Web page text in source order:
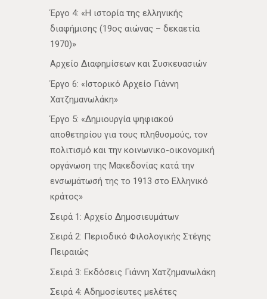
Έργο 4: «Η ιστορία της ελληνικής
διαφήμισης (19ος αιώνας – δεκαετία
1970)»
Αρχείο Διαφημίσεων και Συσκευασιών
Έργο 6: «Ιστορικό Αρχείο Γιάννη
Χατζημανωλάκη»
Έργο 5: «Δημιουργία ψηφιακού
αποθετηρίου για τους πληθυσμούς, τον
πολιτισμό και την κοινωνικο-οικονομική
οργάνωση της Μακεδονίας κατά την
ενσωμάτωσή της το 1913 στο Ελληνικό
κράτος»
Σειρά 1: Αρχείο Δημοσιευμάτων
Σειρά 2: Περιοδικό Φιλολογικής Στέγης
Πειραιώς
Σειρά 3: Εκδόσεις Γιάννη Χατζημανωλάκη
Σειρά 4: Αδημοσίευτες μελέτες